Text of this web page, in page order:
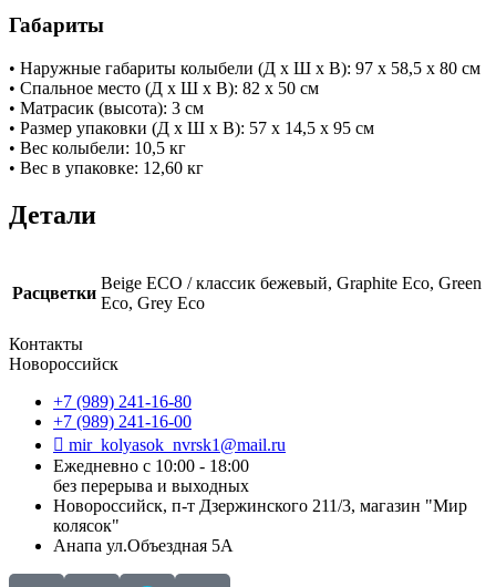
Габариты
• Наружные габариты колыбели (Д х Ш х В): 97 х 58,5 х 80 см
• Спальное место (Д х Ш х В): 82 х 50 см
• Матрасик (высота): 3 см
• Размер упаковки (Д х Ш х В): 57 х 14,5 х 95 см
• Вес колыбели: 10,5 кг
• Вес в упаковке: 12,60 кг
Детали
Расцветки
Beige ECO / классик бежевый, Graphite Eco, Green
Eco, Grey Eco
Контакты
Новороссийск
+7 (989) 241-16-80
+7 (989) 241-16-00
mir_kolyasok_nvrsk1@mail.ru
Ежедневно с 10:00 - 18:00
без перерыва и выходных
Новороссийск, п-т Дзержинского 211/3, магазин "Мир
колясок"
Анапа ул.Объездная 5А